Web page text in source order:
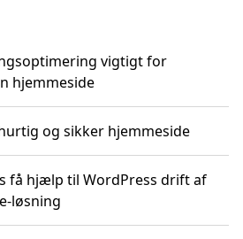
vigtigt for
hjemmeside
og sikker hjemmeside
få hjælp til WordPress drift af
løsning